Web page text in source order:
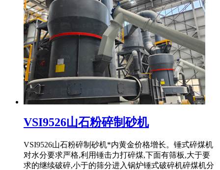
VSI9526山石粉碎制砂机
VSI9526山石粉碎制砂机*内黄金价格增长。锤式碎煤机
对水分要求严格,利用锤击力打碎煤,下面有筛板,大于要
求的继续破碎,小于的筛分进入锅炉锤式破碎机碎煤机分